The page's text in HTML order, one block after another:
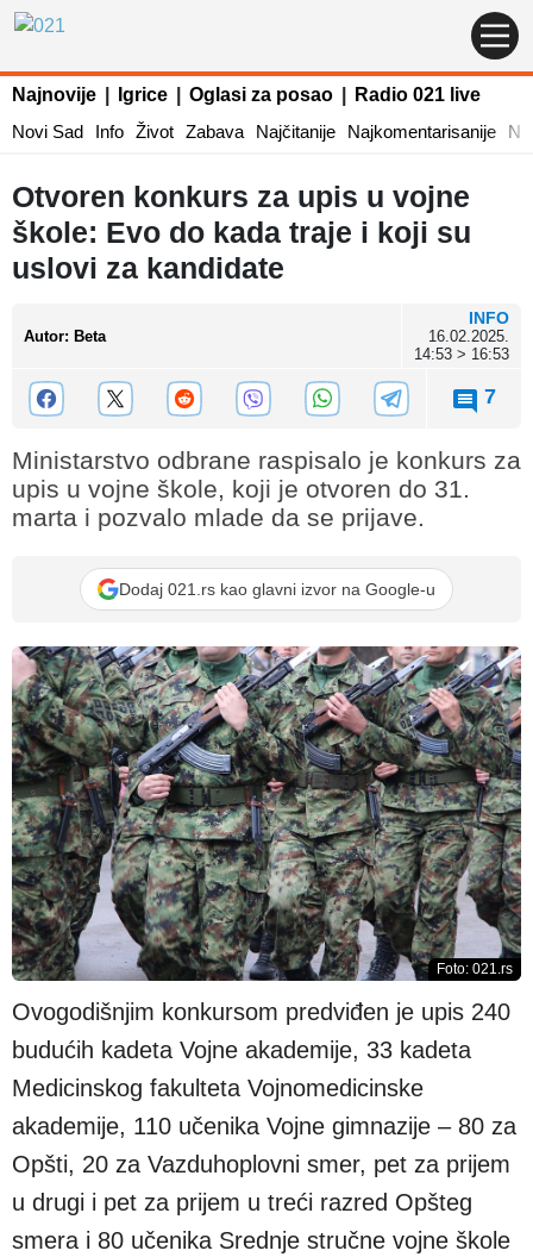
Najnovije Igrice Oglasi za posao
Radio 021 live
Novi Sad
Info Život Zabava Najčitanije Najkomentarisanije
Otvoren konkurs za upis u vojne
škole: Evo do kada traje i koji su
uslovi za kandidate
Autor: Beta
INFO
16.02.2025.
14:53 > 16:53
7
Ministarstvo odbrane raspisalo je konkurs za
upis u vojne škole, koji je otvoren do 31.
marta i pozvalo mlade da se prijave.
Dodaj 021.rs kao glavni izvor na Google-u
Foto: 021.rs
Ovogodišnjim konkursom predviđen je upis 240
budućih kadeta Vojne akademije, 33 kadeta
Medicinskog fakulteta Vojnomedicinske
akademije, 110 učenika Vojne gimnazije – 80 za
Opšti, 20 za Vazduhoplovni smer, pet za prijem
u drugi i pet za prijem u treći razred Opšteg
smera i 80 učenika Srednje stručne vojne škole